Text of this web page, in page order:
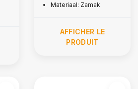
Materiaal: Zamak
AFFICHER LE
PRODUIT